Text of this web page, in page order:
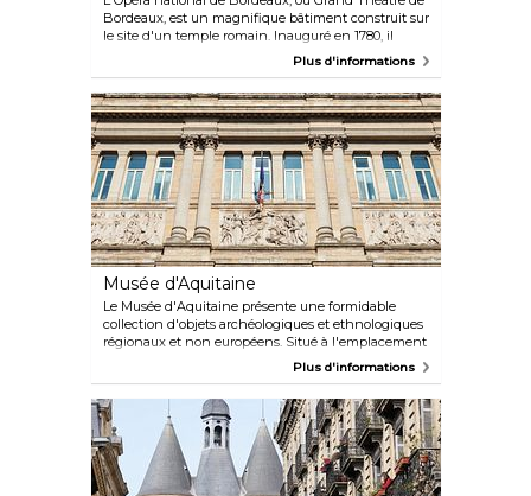
Bordeaux, est un magnifique bâtiment construit sur
le site d'un temple romain. Inauguré en 1780, il
accueille des opéras, des ballets et des spectacles de
fonction des catégories de places assises. Doté de 12
colonnes corinthiennes et d'un magnifique
auditorium à l'acoustique parfaite, c'est un joyau
architectural chargé d'histoire. Ne manquez pas les
rares visites guidées pour apprécier pleinement ce
trésor français.
Plus d'informations
Musée d'Aquitaine
Le Musée d'Aquitaine présente une formidable
collection d'objets archéologiques et ethnologiques
régionaux et non européens. Situé à l'emplacement
d'un ancien couvent du XVIe siècle, il offre un
l'Aquitaine. Avec plus de 70 000 pièces retraçant
l'histoire de la région depuis la préhistoire jusqu'à
nos jours, ainsi que 5 000 objets provenant d'Afrique
et d'Océanie, le musée offre une vision globale du
riche passé et de l'histoire portuaire de la ville.
Plus d'informations